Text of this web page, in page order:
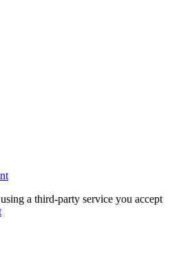
a third-party service you accept